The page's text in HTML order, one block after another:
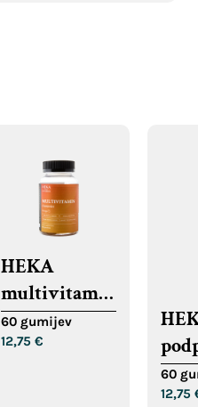
HEKA
multivitamin
gumiji
60 gumijev
12,75 €
60
12,75